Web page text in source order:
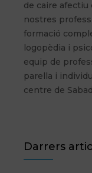
de caire
nostres
formació
logopèdia i
equip de
parella i
centre de
Darrers